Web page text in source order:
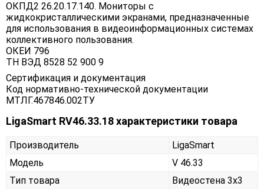
ОКПД2 26.20.17.140. Мониторы с
жидкокристаллическими экранами, предназначенные
для использования в видеоинформационных системах
коллективного пользования.
ОКЕИ 796
ТН ВЭД 8528 52 900 9
Сертификация и документация
Код нормативно-технической документации
МТЛГ.467846.002ТУ
LigaSmart RV46.33.18 характеристики товара
Производитель
LigaSmart
Модель
V 46.33
Тип товара
Видеостена 3х3